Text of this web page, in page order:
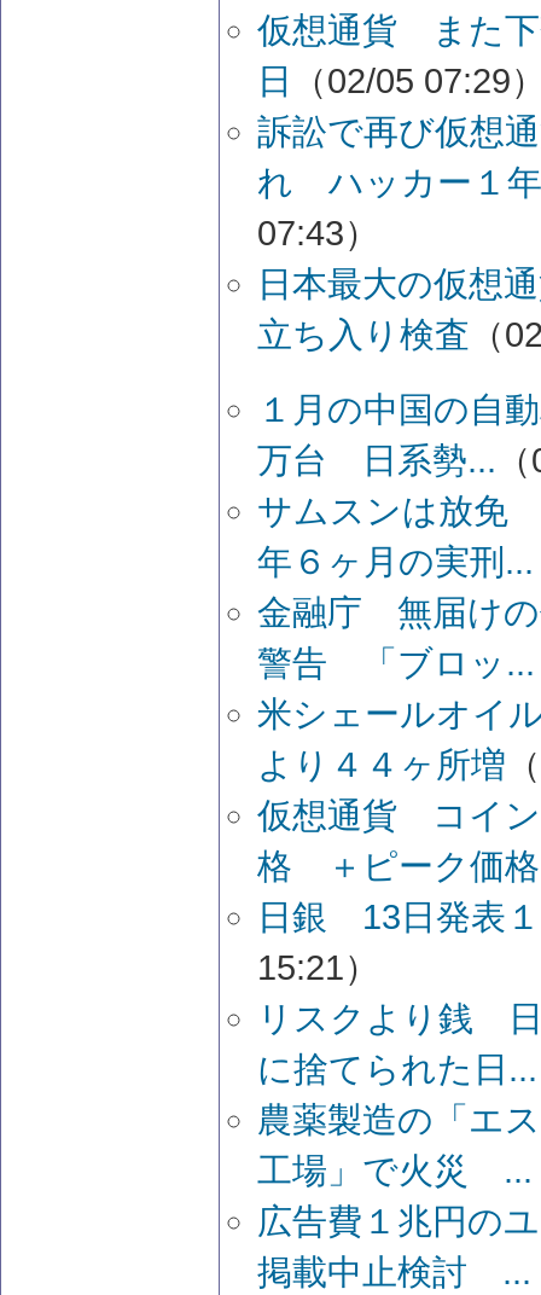
仮想通貨 また下
日
（02/05 07:29
訴訟で再び仮想
れ ハッカー１
07:43）
日本最大の仮想
立ち入り検査 （
１月の中国の自
万台 日系勢...
サムスンは放免
年６ヶ月の実刑...
金融庁 無届けの
警告 「ブロッ...
米シェールオイ
より４４ヶ所増
仮想通貨 コイン
格 ＋ピーク価
日銀 13日発表
15:21）
リスクより銭
に捨てられた日...
農薬製造の「エ
工場」で火災 ...
広告費１兆円の
掲載中止検討 ...